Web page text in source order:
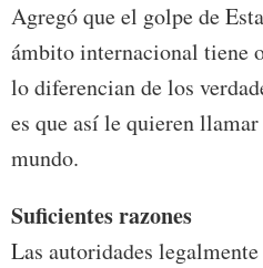
Agregó que el golpe de
ámbito internacional tiene
lo diferencian de los
es que así le quieren
mundo.
Suficientes razones
Las autoridades